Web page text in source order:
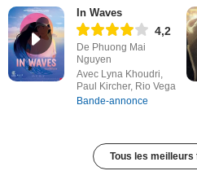
In Waves
4,2
De Phuong Mai
Nguyen
Avec Lyna Khoudri,
Paul Kircher, Rio Vega
Bande-annonce
Tous les meilleurs